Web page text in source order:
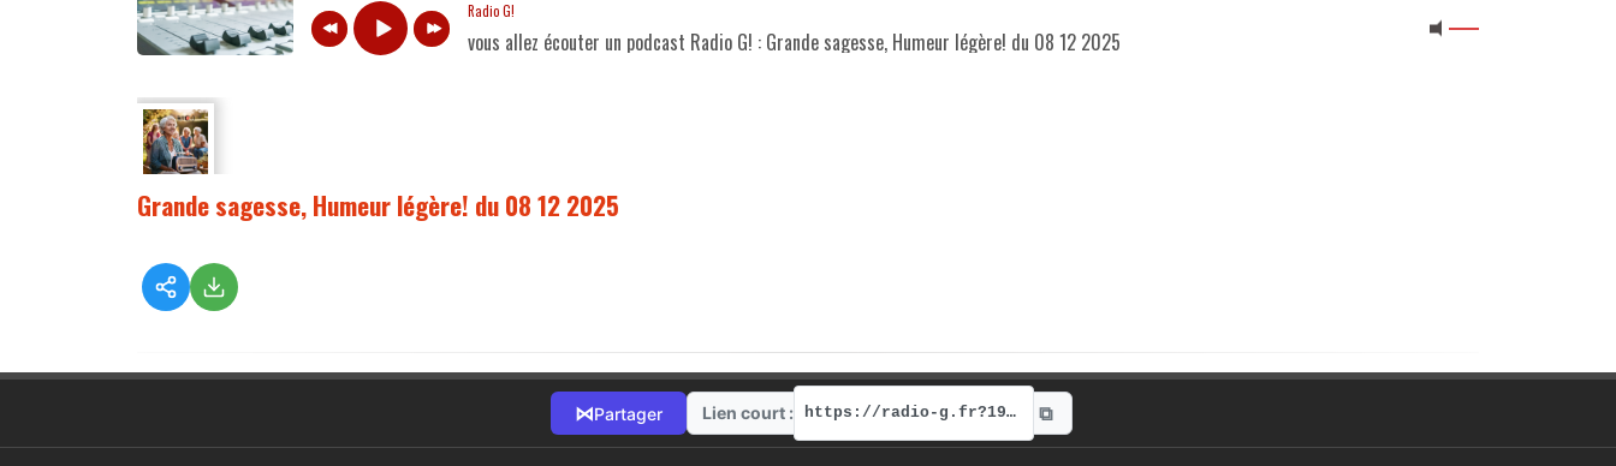
Radio G!
vous allez écouter un podcast Radio G! : Grande sagesse, Humeur légère! du 08 12 2025
Grande sagesse, Humeur légère! du 08 12 2025
⋈Partager Lien court : https://radio-g.fr?19669 ⧉